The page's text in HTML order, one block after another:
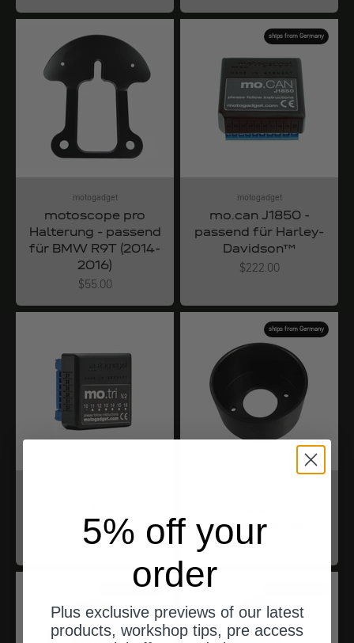
motogadget
motoscope pro
Halterung - passend
für BMW R9T (2014-
2016)
Angebot
$55.00
ships from Germany
motogadget
mo.can J1850 -
passend für Harley-
Davidson™
Angebot
$222.00
Adapter
Angebot
$222.00
ships from Germany
Aussenbecher
Angebot
$55.00
ships from Germany
5% off your
order
Plus exclusive previews of our latest
products, workshop tips, pre access